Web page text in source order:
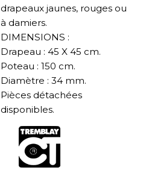
drapeaux jaunes, rouges ou
à damiers.
DIMENSIONS :
Drapeau : 45 X 45 cm.
Poteau : 150 cm.
Diamètre : 34 mm.
Pièces détachées
disponibles.